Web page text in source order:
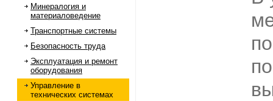
Минералогия и
материаловедение
Транспортные системы
Безопасность труда
Эксплуатация и ремонт
оборудования
Управление в
технических системах